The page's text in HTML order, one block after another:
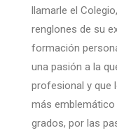
llamarle el
renglones de su
formación
una pasión a la
profesional y que
más emblemático
grados, por las